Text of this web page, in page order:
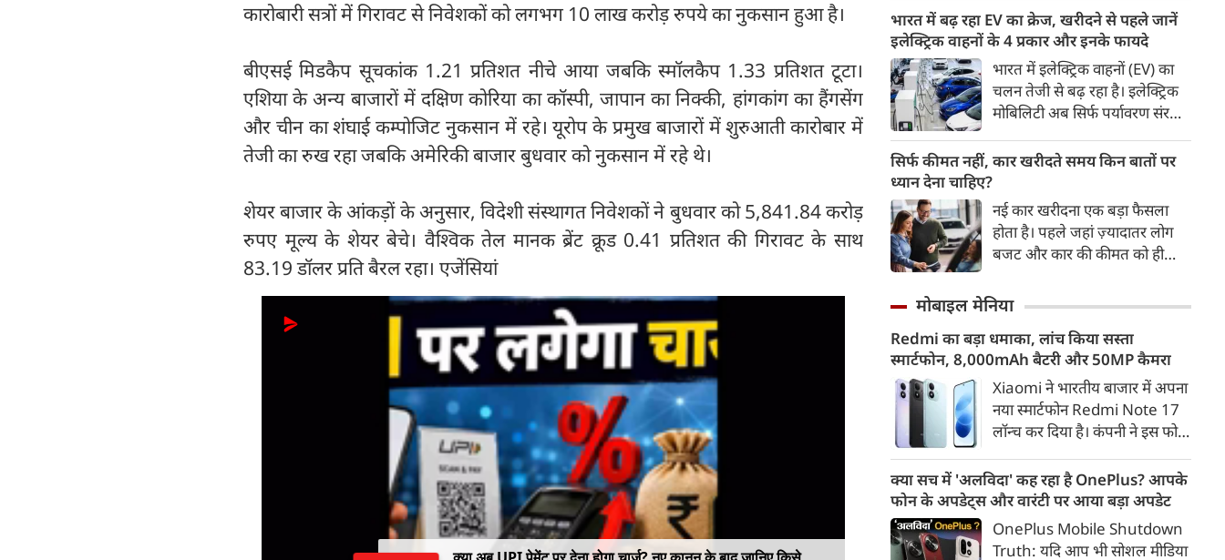
कारोबारी सत्रों में गिरावट से निवेशकों को लगभग 10 लाख करोड़ रुपये का नुकसान हुआ है।
बीएसई मिडकैप सूचकांक 1.21 प्रतिशत नीचे आया जबकि स्मॉलकैप 1.33 प्रतिशत टूटा।
एशिया के अन्य बाजारों में दक्षिण कोरिया का कॉस्पी, जापान का निक्की, हांगकांग का हैंगसेंग
और चीन का शंघाई कम्पोजिट नुकसान में रहे। यूरोप के प्रमुख बाजारों में शुरुआती कारोबार में
तेजी का रुख रहा जबकि अमेरिकी बाजार बुधवार को नुकसान में रहे थे।
शेयर बाजार के आंकड़ों के अनुसार, विदेशी संस्थागत निवेशकों ने बुधवार को 5,841.84 करोड़
रुपए मूल्य के शेयर बेचे। वैश्विक तेल मानक ब्रेंट क्रूड 0.41 प्रतिशत की गिरावट के साथ
83.19 डॉलर प्रति बैरल रहा। एजेंसियां
थी। घटना के बाद नेहा बोरा ने कहा
कि इसका पता लगाना जरूरी है कि ये
कौन सी ताकतें हैं।
भारत में बढ़ रहा EV का क्रेज, खरीदने से पहले जानें
इलेक्ट्रिक वाहनों के 4 प्रकार और इनके फायदे
भारत में इलेक्ट्रिक वाहनों (EV) का
चलन तेजी से बढ़ रहा है। इलेक्ट्रिक
मोबिलिटी अब सिर्फ पर्यावरण संरक्षण
ऊर्जा सुरक्षा, आर्थिक विकास और
हिस्सा बनती जा रही है। 2016 के
बाद से भारत में इलेक्ट्रिक वाहनों की
बिक्री में करीब 46 गुना बढ़ोतरी हुई
है। वहीं, EV से जुड़े निर्यात का मूल्य
बढ़कर 2024 में 8.4 करोड़
अमेरिकी डॉलर हो गया।
सिर्फ कीमत नहीं, कार खरीदते समय किन बातों पर
ध्यान देना चाहिए?
नई कार खरीदना एक बड़ा फैसला
होता है। पहले जहां ज़्यादातर लोग
बजट और कार की कीमत को ही
खरीदार कई दूसरे पहलुओं पर भी
खरीदते समय किन बातों पर ध्यान
देना चाहिए।
मोबाइल मेनिया
Redmi का बड़ा धमाका, लांच किया सस्ता
स्मार्टफोन, 8,000mAh बैटरी और 50MP कैमरा
Xiaomi ने भारतीय बाजार में अपना
नया स्मार्टफोन Redmi Note 17
लॉन्च कर दिया है। कंपनी ने इस फोन
डिस्प्ले, 8,000mAh की बड़ी बैटरी
और Qualcomm Snapdragon
चिपसेट के साथ पेश किया है। फोन में
50MP का मेन कैमरा दिया गया है।
क्या सच में 'अलविदा' कह रहा है OnePlus? आपके
फोन के अपडेट्स और वारंटी पर आया बड़ा अपडेट
OnePlus Mobile Shutdown
Truth: यदि आप भी सोशल मीडिया